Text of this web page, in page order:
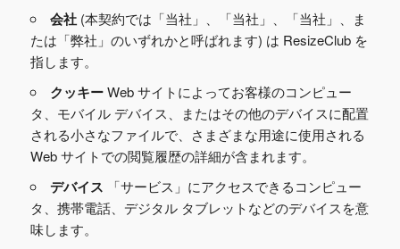
会社 (本契約では「当社」、「当社」、「当社」、ま
たは「弊社」のいずれかと呼ばれます) は ResizeClub を
指します。
クッキーWeb サイトによってお客様のコンピュー
タ、モバイル デバイス、またはその他のデバイスに配置
される小さなファイルで、さまざまな用途に使用される
Web サイトでの閲覧履歴の詳細が含まれます。
デバイス
「サービス」にアクセスできるコンピュー
タ、携帯電話、デジタル タブレットなどのデバイスを意
味します。